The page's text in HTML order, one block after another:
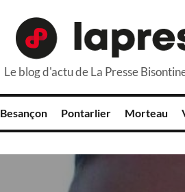
Le blog d'actu de La Presse
Besançon Pontarlier Morteau